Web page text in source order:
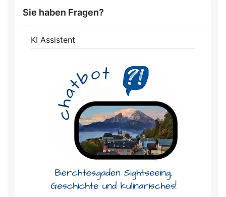
Sie haben Fragen?
KI Assistent